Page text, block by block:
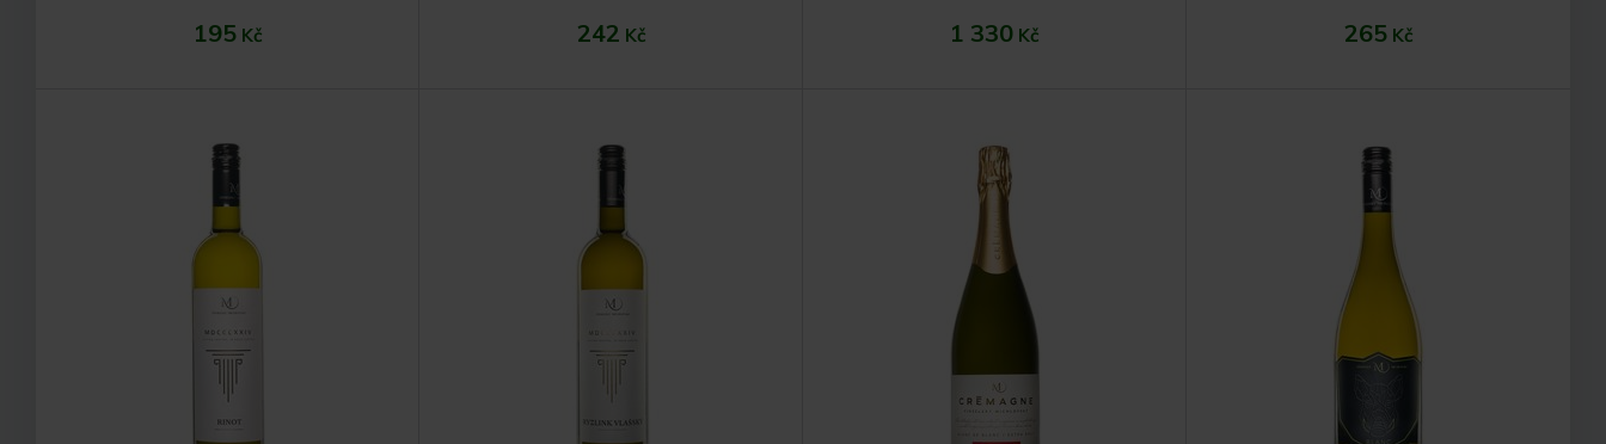
195 Kč 242 Kč 1 330 Kč
Do košíku
265 Kč
Do košíku